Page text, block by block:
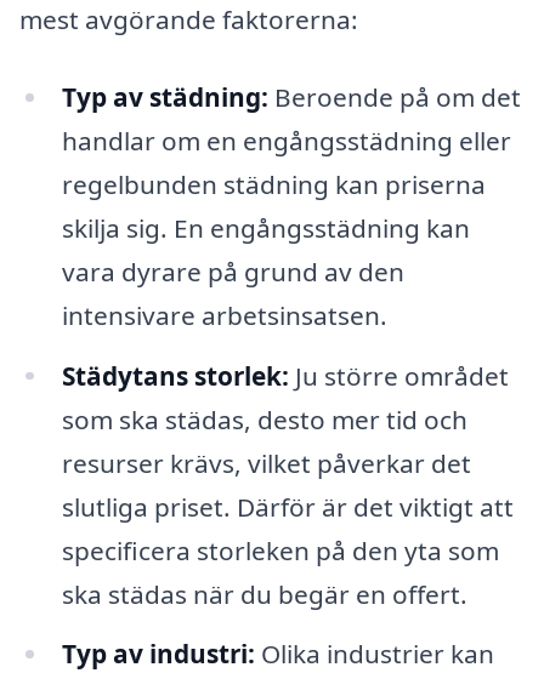
mest avgörande faktorerna:
Typ av städning: Beroende på om det
handlar om en engångsstädning eller
regelbunden städning kan priserna
skilja sig. En engångsstädning kan
vara dyrare på grund av den
intensivare arbetsinsatsen.
Städytans storlek: Ju större området
som ska städas, desto mer tid och
resurser krävs, vilket påverkar det
slutliga priset. Därför är det viktigt att
specificera storleken på den yta som
ska städas när du begär en offert.
Typ av industri: Olika industrier kan